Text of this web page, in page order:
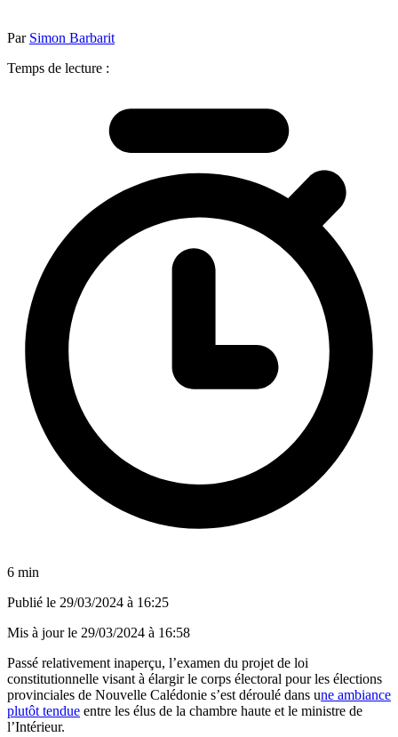
Par Simon Barbarit
Temps de lecture :
6 min
Publié le 29/03/2024 à 16:25
Mis à jour le 29/03/2024 à 16:58
Passé relativement inaperçu, l’examen du projet de loi
constitutionnelle visant à élargir le corps électoral pour les élections
provinciales de Nouvelle Calédonie s’est déroulé dans une ambiance
plutôt tendue entre les élus de la chambre haute et le ministre de
l’Intérieur.